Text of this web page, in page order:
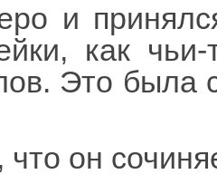
и
как
Это была
он